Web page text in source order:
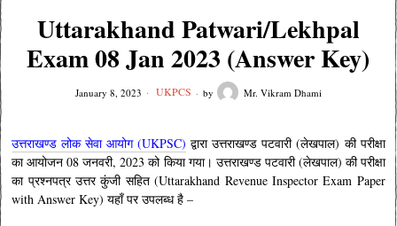
Uttarakhand Patwari/Lekhpal
Exam 08 Jan 2023 (Answer Key)
January 8, 2023 UKPCS by Mr. Vikram Dhami
उत्तराखण्ड लोक सेवा आयोग (UKPSC) द्वारा उत्तराखण्ड पटवारी (लेखपाल) की परीक्षा
का आयोजन08 जनवरी, 2023 को किया गया। उत्तराखण्ड पटवारी (लेखपाल) कीपरीक्षा
का प्रश्नपत्र उत्तर कुंजी सहित (Uttarakhand Revenue Inspector Exam Paper
with Answer Key) यहाँ पर उपलब्ध है –